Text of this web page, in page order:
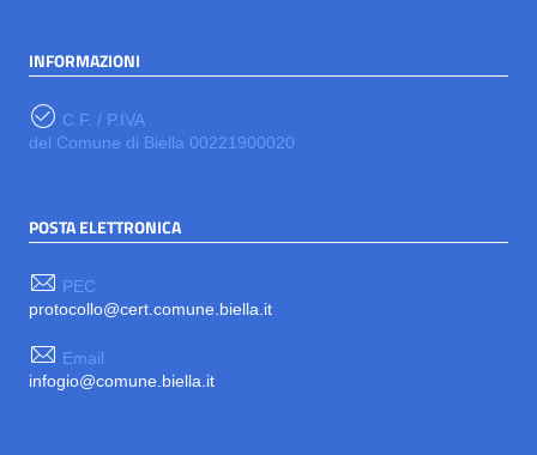
INFORMAZIONI
C.F. / P.IVA
del Comune di Biella 00221900020
POSTA ELETTRONICA
PEC
protocollo@cert.comune.biella.it
Email
infogio@comune.biella.it